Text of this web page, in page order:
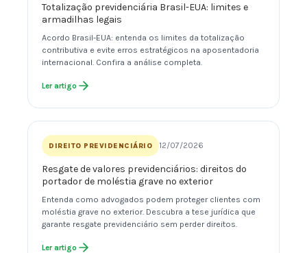
Totalização previdenciária Brasil-EUA: limites e
armadilhas legais
Acordo Brasil-EUA: entenda os limites da totalização
contributiva e evite erros estratégicos na aposentadoria
internacional. Confira a análise completa.
Ler artigo
DIREITO PREVIDENCIÁRIO 12/07/2026
Resgate de valores previdenciários: direitos do
portador de moléstia grave no exterior
Entenda como advogados podem proteger clientes com
moléstia grave no exterior. Descubra a tese jurídica que
garante resgate previdenciário sem perder direitos.
Ler artigo